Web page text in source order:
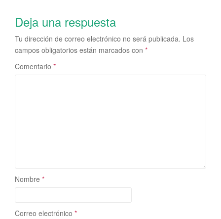
Deja una respuesta
Tu dirección de correo electrónico no será publicada. Los
campos obligatorios están marcados con *
Comentario *
Nombre *
Correo electrónico *